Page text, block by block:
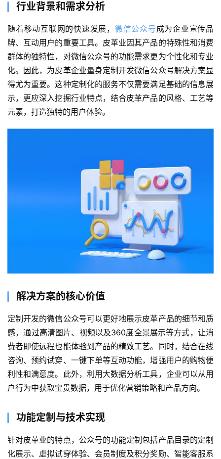
行业背景和需求分析
随着移动互联网的快速发展， 微信公众号成为企业宣传品
牌、互动用户的重要工具。皮革业因其产品的特殊性和消费
群体的独特性，对微信公众号的功能需求更为个性化和专业
化。因此，为皮革企业量身定制开发微信公众号解决方案显
得尤为重要。这种定制化的服务不仅需要满足基础的信息展
示，更应深入挖掘行业特点，结合皮革产品的风格、工艺等
元素，打造独特的用户体验。
解决方案的核心价值
定制开发的微信公众号可以更好地展示皮革产品的细节和质
感，通过高清图片、视频以及360度全景展示等方式，让消
费者即使远程也能体验到产品的精致工艺。同时，结合在线
咨询、预约试穿、一键下单等互动功能，增强用户的购物便
利性和满意度。此外，利用大数据分析工具，企业可以从用
户行为中获取宝贵数据，用于优化营销策略和产品方向。
功能定制与技术实现
针对皮革业的特点，公众号的功能定制包括产品目录的定制
化展示、虚拟试穿体验、会员制度及积分奖励、智能客服系